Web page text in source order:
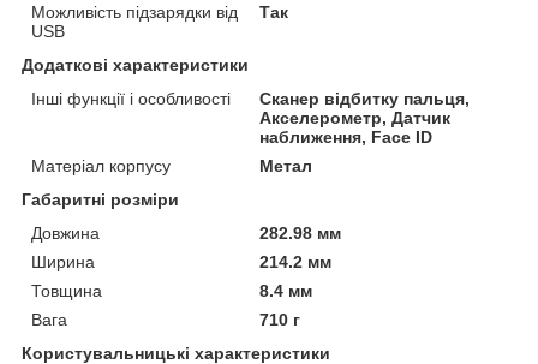
Можливість підзарядки від
USB
Так
Додаткові характеристики
Інші функції і особливості
Сканер відбитку пальця,
Акселерометр, Датчик
наближення, Face ID
Матеріал корпусу
Метал
Габаритні розміри
Довжина
282.98 мм
Ширина
214.2 мм
Товщина
8.4 мм
Вага
710 г
Користувальницькі характеристики